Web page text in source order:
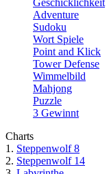
Adventure
Sudoku
Wort Spiele
Point and Klick
Tower Defense
Wimmelbild
Mahjong
Puzzle
3 Gewinnt
Charts
1. Steppenwolf 8
2. Steppenwolf 14